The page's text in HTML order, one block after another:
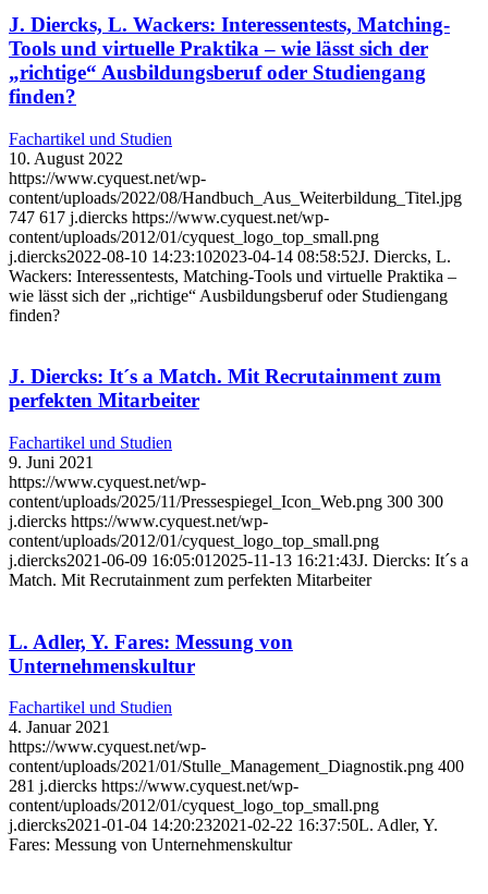
J. Diercks, L. Wackers: Interessentests, Matching-
Tools und virtuelle Praktika – wie lässt sich der
„richtige“ Ausbildungsberuf oder Studiengang
finden?
Fachartikel und Studien
10. August 2022
https://www.cyquest.net/wp-
content/uploads/2022/08/Handbuch_Aus_Weiterbildung_Titel.jpg
747 617 j.diercks https://www.cyquest.net/wp-
content/uploads/2012/01/cyquest_logo_top_small.png
j.diercks2022-08-10 14:23:102023-04-14 08:58:52J. Diercks, L.
Wackers: Interessentests, Matching-Tools und virtuelle Praktika –
wie lässt sich der „richtige“ Ausbildungsberuf oder Studiengang
finden?
J. Diercks: It´s a Match. Mit Recrutainment zum
perfekten Mitarbeiter
Fachartikel und Studien
9. Juni 2021
https://www.cyquest.net/wp-
content/uploads/2025/11/Pressespiegel_Icon_Web.png 300 300
j.diercks https://www.cyquest.net/wp-
content/uploads/2012/01/cyquest_logo_top_small.png
j.diercks2021-06-09 16:05:01 2025-11-13 16:21:43J. Diercks: It´s a
Match. Mit Recrutainment zum perfekten Mitarbeiter
L. Adler, Y. Fares: Messung von
Unternehmenskultur
Fachartikel und Studien
4. Januar 2021
https://www.cyquest.net/wp-
content/uploads/2021/01/Stulle_Management_Diagnostik.png 400
281 j.diercks https://www.cyquest.net/wp-
content/uploads/2012/01/cyquest_logo_top_small.png
j.diercks2021-01-04 14:20:232021-02-22 16:37:50L. Adler, Y.
Fares: Messung von Unternehmenskultur